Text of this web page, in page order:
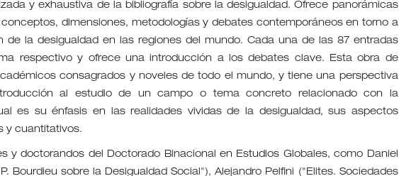
y exhaustiva de la bibliografía sobre la desigualdad. Ofrece panorámicas
dimensiones, metodologías y debates contemporáneos en torno a
la desigualdad en las regiones del mundo. Cada una de las 87 entradas
respectivo y ofrece una introducción a los debates clave. Esta obra de
consagrados y noveles de todo el mundo, y tiene una perspectiva
al estudio de un campo o tema concreto relacionado con la
es su énfasis en las realidades vividas de la desigualdad, sus aspectos
y cuantitativos.
y doctorandos del Doctorado Binacional en Estudios Globales, como Daniel
Bourdieu sobre la Desigualdad Social"), Alejandro Pelfini ("Elites. Sociedades